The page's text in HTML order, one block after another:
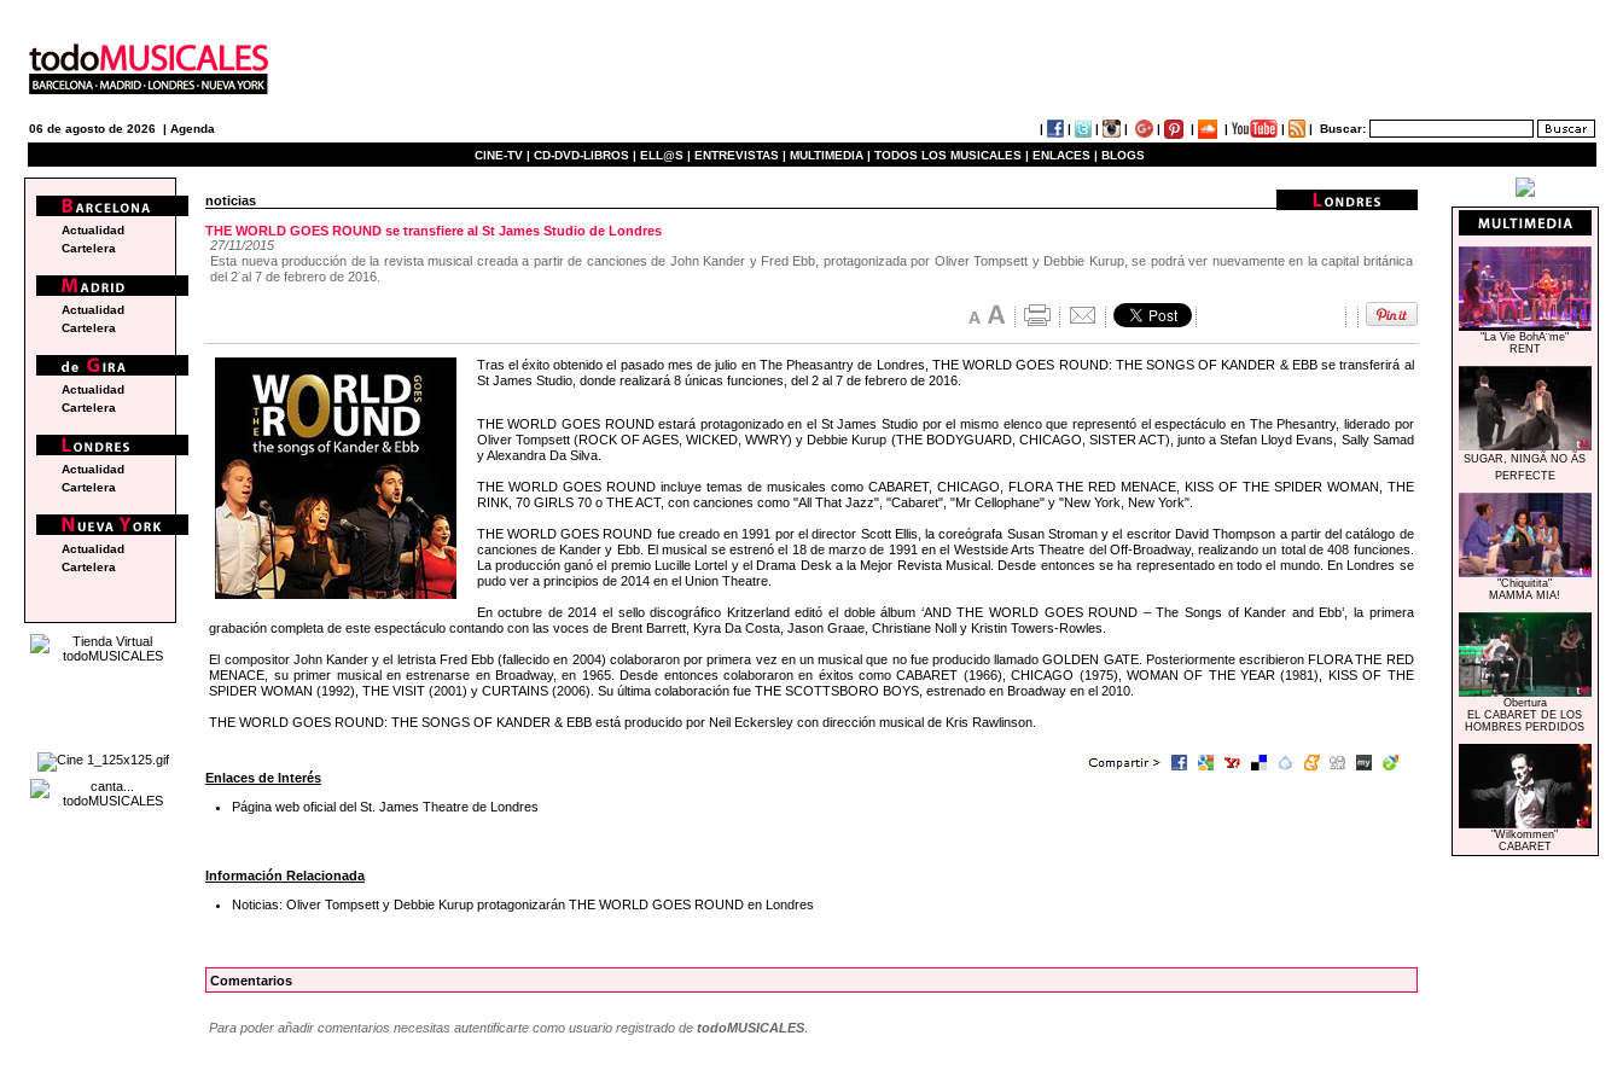
06 de agosto de 2026 | Agenda | | | | | | | | | Buscar:
CINE-TV | CD-DVD-LIBROS | ELL@S | ENTREVISTAS | MULTIMEDIA | TODOS LOS MUSICALES | ENLACES | BLOGS
noticias
THE WORLD GOES ROUND se transfiere al St James Studio de Londres
27/11/2015
Esta nueva producción de la revista musical creada a partir de canciones de John Kander y Fred Ebb, protagonizada por Oliver Tompsett y Debbie Kurup, se podrá ver nuevamente en la capital británica
del 2 al 7 de febrero de 2016.
Tras el éxito obtenido el pasado mes de julio en The Pheasantry de Londres, THE WORLD GOES ROUND: THE SONGS OF KANDER & EBB se transferirá al
St James Studio, donde realizará 8 únicas funciones, del 2 al 7 de febrero de 2016.
THE WORLD GOES ROUND estará protagonizado en el St James Studio por el mismo elenco que representó el espectáculo en The Phesantry, liderado por
Oliver Tompsett (ROCK OF AGES, WICKED, WWRY) y Debbie Kurup (THE BODYGUARD, CHICAGO, SISTER ACT), junto a Stefan Lloyd Evans, Sally Samad
y Alexandra Da Silva.
THE WORLD GOES ROUND incluye temas de musicales como CABARET, CHICAGO, FLORA THE RED MENACE, KISS OF THE SPIDER WOMAN, THE
RINK, 70 GIRLS 70 o THE ACT, con canciones como "All That Jazz", "Cabaret", "Mr Cellophane" y "New York, New York".
THE WORLD GOES ROUND fue creado en 1991 por el director Scott Ellis, la coreógrafa Susan Stroman y el escritor David Thompson a partir del catálogo de
canciones de Kander y Ebb. El musical se estrenó el 18 de marzo de 1991 en el Westside Arts Theatre del Off-Broadway, realizando un total de 408 funciones.
La producción ganó el premio Lucille Lortel y el Drama Desk a la Mejor Revista Musical. Desde entonces se ha representado en todo el mundo. En Londres se
pudo ver a principios de 2014 en el Union Theatre.
En octubre de 2014 el sello discográfico Kritzerland editó el doble álbum ‘AND THE WORLD GOES ROUND – The Songs of Kander and Ebb’, la primera
grabación completa de este espectáculo contando con las voces de Brent Barrett, Kyra Da Costa, Jason Graae, Christiane Noll y Kristin Towers-Rowles.
El compositor John Kander y el letrista Fred Ebb (fallecido en 2004) colaboraron por primera vez en un musical que no fue producido llamado GOLDEN GATE. Posteriormente escribieron FLORA THE RED
MENACE, su primer musical en estrenarse en Broadway, en 1965. Desde entonces colaboraron en éxitos como CABARET (1966), CHICAGO (1975), WOMAN OF THE YEAR (1981), KISS OF THE
SPIDER WOMAN (1992), THE VISIT (2001) y CURTAINS (2006). Su última colaboración fue THE SCOTTSBORO BOYS, estrenado en Broadway en el 2010.
THE WORLD GOES ROUND: THE SONGS OF KANDER & EBB está producido por Neil Eckersley con dirección musical de Kris Rawlinson.
Enlaces de Interés
Página web oficial del St. James Theatre de Londres
Información Relacionada
Noticias: Oliver Tompsett y Debbie Kurup protagonizarán THE WORLD GOES ROUND en Londres
Comentarios
Para poder añadir comentarios necesitas autentificarte como usuario registrado detodoMUSICALES
Actualidad
Cartelera
Actualidad
Cartelera
Actualidad
Cartelera
Actualidad
Cartelera
Actualidad
Cartelera
"La Vie BohÃ¨me"
RENT
SUGAR, NINGÃ NO ÃS
PERFECTE
"Chiquitita"
MAMMA MIA!
Obertura
EL CABARET DE LOS
HOMBRES PERDIDOS
"Wilkommen"
CABARET